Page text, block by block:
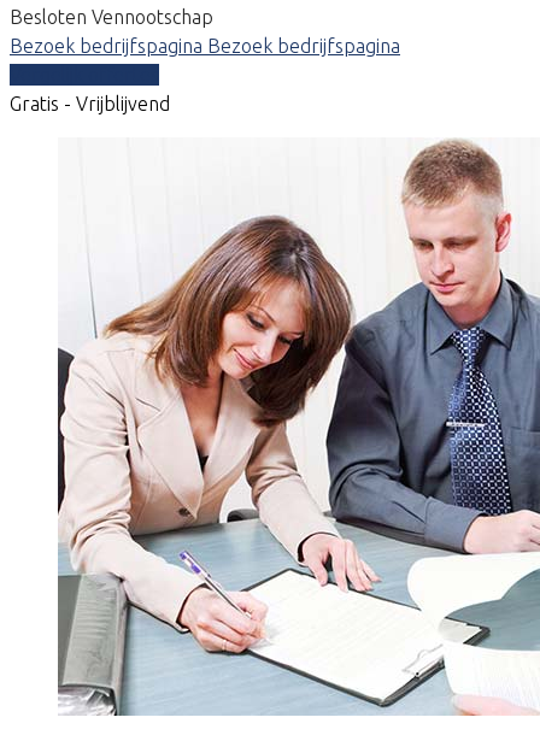
Besloten Vennootschap
Bezoek bedrijfspagina Bezoek bedrijfspagina
Gratis - Vrijblijvend